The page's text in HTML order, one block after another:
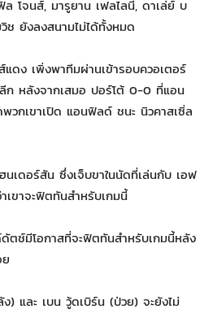
ล โจนส์, มารูยาน เฟลไลนี่, ดาเล่ย์ บ
ช ยังลงสนามไม่ได้ทั้งหมด
ดง เพิ่งพาทีมผ่านเข้ารอบควอเตอร์
หลังจากเสมอ ปอร์โต้ 0-0 ที่แอน
วกเขาเปิด แอนฟิลด์ ชนะ นิวคาสเซิ่ล
เดอร์สัน ซึ่งเจ็บขาในนัดที่เล่นกับ เอฟ
ขาจะฟิตทันสำหรับเกมนี้
ช์มีโอกาสที่จะฟิตทันสำหรับเกมนี้หลัง
) และ เบน วู้ดเบิร์น (ป่วย) จะยังไม่